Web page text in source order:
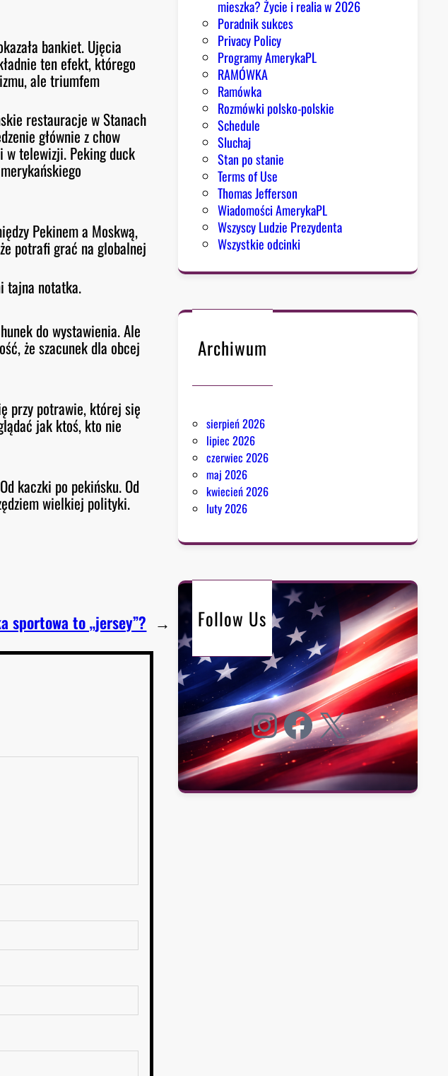
bankiet. Ujęcia
ten efekt, którego
ale triumfem
restauracje w Stanach
głównie z chow
w telewizji. Peking duck
Pekinem a Moskwą,
potrafi grać na globalnej
tajna notatka.
do wystawienia. Ale
że szacunek dla obcej
przy potrawie, której się
jak ktoś, kto nie
kaczki po pekińsku. Od
wielkiej polityki.
sportowa to „jersey”? →
mieszka? Życie i realia w 2026
Poradnik sukces
Privacy Policy
Programy AmerykaPL
RAMÓWKA
Ramówka
Rozmówki polsko-polskie
Schedule
Sluchaj
Stan po stanie
Terms of Use
Thomas Jefferson
Wiadomości AmerykaPL
Wszyscy Ludzie Prezydenta
Wszystkie odcinki
Archiwum
sierpień 2026
lipiec 2026
czerwiec 2026
maj 2026
kwiecień 2026
luty 2026
Follow Us
Instagram Facebook X